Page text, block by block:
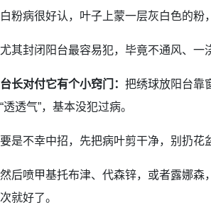
白粉病很好认，叶子上蒙一层灰白色的
尤其封闭阳台最容易犯，毕竟不通风、一
台长对付它有个小窍门： 把绣球放阳台靠
“透透气”，基本没犯过病。
要是不幸中招，先把病叶剪干净，别扔花
然后喷甲基托布津、代森锌，或者露娜
次就好了。